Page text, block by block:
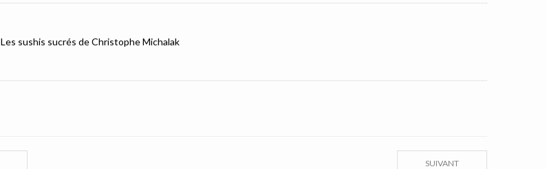
Les sushis sucrés de Christophe Michalak
SUIVANT